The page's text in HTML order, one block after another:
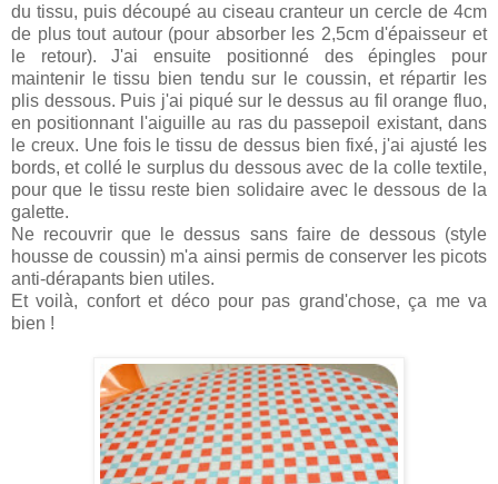
du tissu, puis découpé au ciseau cranteur un cercle de 4cm
de plus tout autour (pour absorber les 2,5cm d'épaisseur et
le retour). J'ai ensuite positionné des épingles pour
maintenir le tissu bien tendu sur le coussin, et répartir les
plis dessous. Puis j'ai piqué sur le dessus au fil orange fluo,
en positionnant l'aiguille au ras du passepoil existant, dans
le creux. Une fois le tissu de dessus bien fixé, j'ai ajusté les
bords, et collé le surplus du dessous avec de la colle textile,
pour que le tissu reste bien solidaire avec le dessous de la
galette.
Ne recouvrir que le dessus sans faire de dessous (style
housse de coussin) m'a ainsi permis de conserver les picots
anti-dérapants bien utiles.
Et voilà, confort et déco pour pas grand'chose, ça me va
bien !